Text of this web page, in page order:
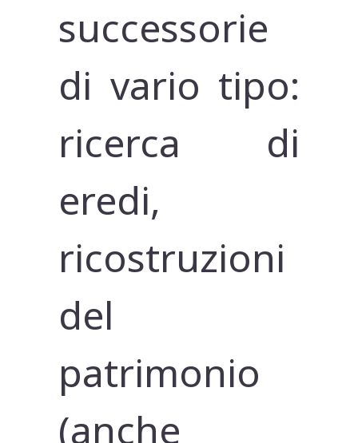
successorie
di vario tipo:
ricerca di
eredi,
ricostruzioni
del
patrimonio
(anche